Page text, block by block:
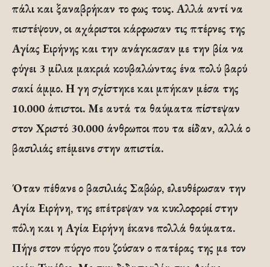
πάλι και ξαναβρήκαν το φως τους. Αλλά αντί να
πιστέψουν, οι αχάριστοι κάρφωσαν τις πτέρνες της
Αγίας Ειρήνης και την ανάγκασαν με την βία να
φύγει 3 μίλια μακριά κουβαλώντας ένα πολύ βαρύ
σακί άμμο. Η γη σχίστηκε και μπήκαν μέσα της
10.000 άπιστοι. Με αυτά τα θαύματα πίστεψαν
στον Χριστό 30.000 άνθρωποι που τα είδαν, αλλά ο
βασιλιάς επέμεινε στην απιστία.
Όταν πέθανε ο βασιλιάς Σαβώρ, ελευθέρωσαν την
Αγία Ειρήνη, της επέτρεψαν να κυκλοφορεί στην
πόλη και η Αγία Ειρήνη έκανε πολλά θαύματα.
Πήγε στον πύργο που ζούσαν ο πατέρας της με τον